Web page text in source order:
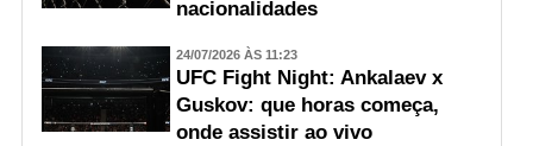
nacionalidades
24/07/2026 ÀS 11:23
UFC Fight Night: Ankalaev x
Guskov: que horas começa,
onde assistir ao vivo